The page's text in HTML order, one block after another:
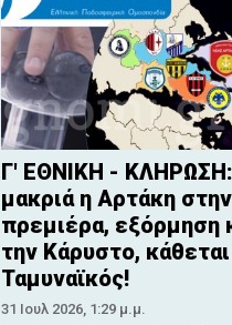
Γ' ΕΘΝΙΚΗ -
μακριά η Αρτάκη στην
πρεμιέρα, εξόρμηση
την Κάρυστο,
Ταμυναϊκός!
31 Ιουλ 2026, 1:29 μ.μ.